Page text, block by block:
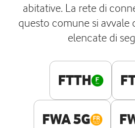
abitative. La rete di
questo comune si avvale
elencate di
FTTH
FWA 5G